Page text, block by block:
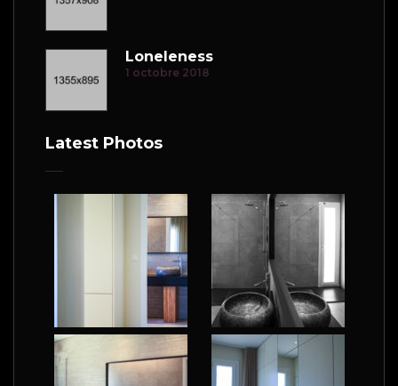
Loneleness
1 octobre 2018
Latest Photos